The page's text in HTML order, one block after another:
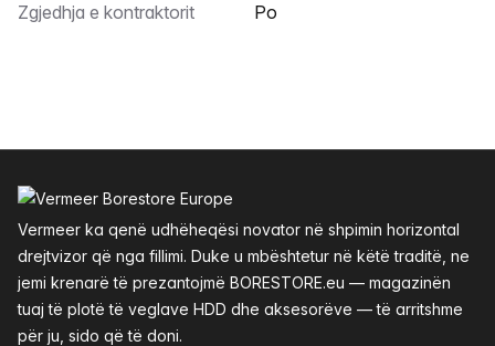
Zgjedhja e kontraktorit
Po
Vermeer ka qenë udhëheqësi novator në shpimin horizontal
drejtvizor që nga fillimi. Duke u mbështetur në këtë traditë, ne
jemi krenarë të prezantojmë BORESTORE.eu — magazinën
tuaj të plotë të veglave HDD dhe aksesorëve — të arritshme
për ju, sido që të doni.